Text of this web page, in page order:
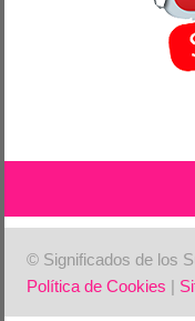
© Significados de los
Política de Cookies |